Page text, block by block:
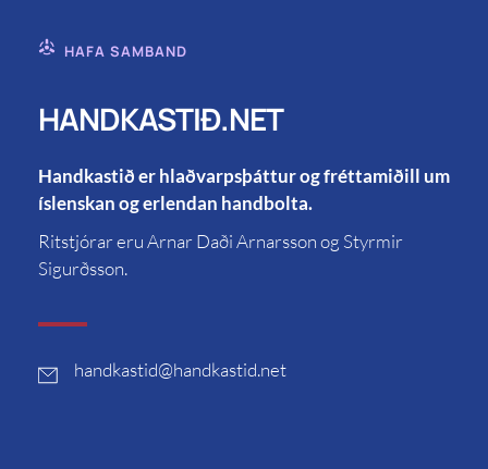
HAFA SAMBAND
HANDKASTIÐ.NET
Handkastið er hlaðvarpsþáttur og fréttamiðill um
íslenskan og erlendan handbolta.
Ritstjórar eru Arnar Daði Arnarsson og Styrmir
Sigurðsson.
handkastid@handkastid.net